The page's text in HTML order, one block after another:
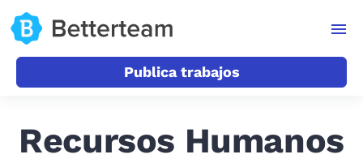
Publica trabajos
Recursos Humanos